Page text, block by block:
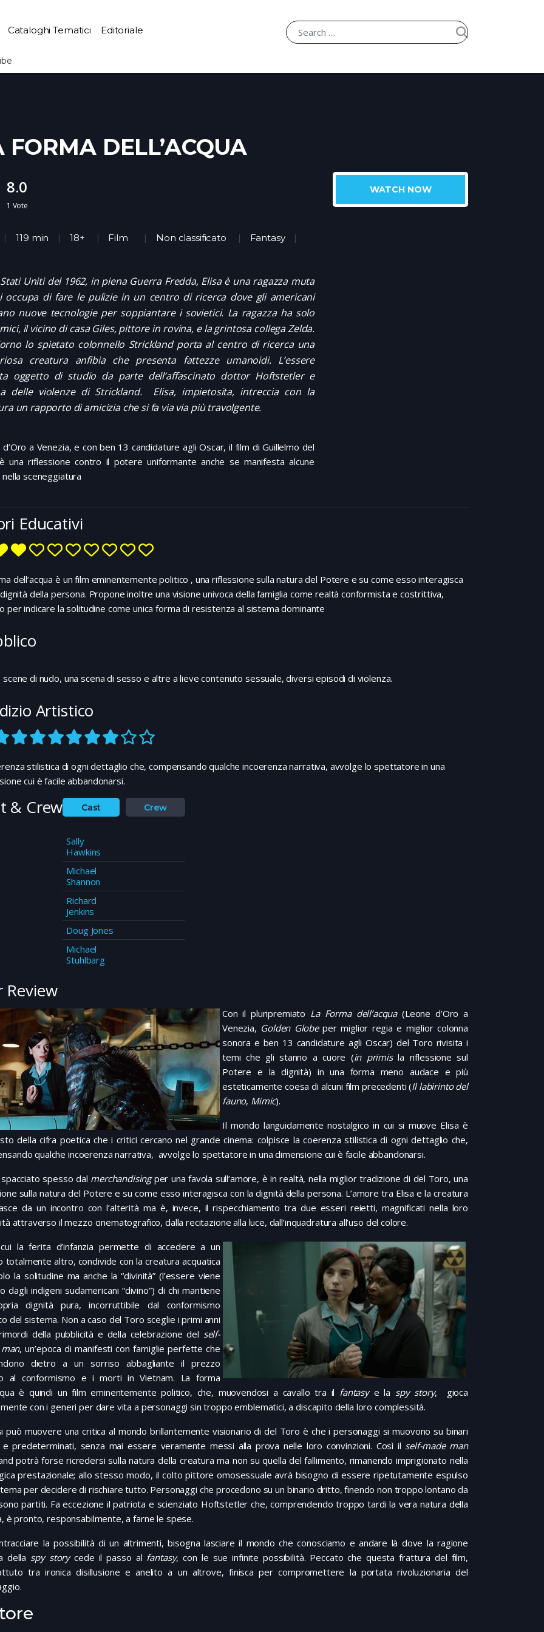
Cataloghi Tematici Editoriale
WATCH NOW
FORMA DELL’ACQUA
8.0
1 Vote
119 min 18+ Film Non classificato Fantasy
Uniti del 1962, in piena Guerra Fredda, Elisa è una ragazza muta
occupa di fare le pulizie in un centro di ricerca dove gli americani
nuove tecnologie per soppiantare i sovietici. La ragazza ha solo
il vicino di casa Giles, pittore in rovina, e la grintosa collega Zelda.
lo spietato colonnello Strickland porta al centro di ricerca una
creatura anfibia che presenta fattezze umanoidi. L’essere
oggetto di studio da parte dell’affascinato dottor Hoftstetler e
delle violenze di Strickland. Elisa, impietosita, intreccia con la
un rapporto di amicizia che si fa via via più travolgente.
a Venezia, e con ben 13 candidature agli Oscar, il film di Guillelmo del
una riflessione contro il potere uniformante anche se manifesta alcune
nella sceneggiatura
Educativi
dell’acqua è un film eminentemente politico , una riflessione sulla natura del Potere e su come esso interagisca
della persona. Propone inoltre una visione univoca della famiglia come realtà conformista e costrittiva,
per indicare la solitudine come unica forma di resistenza al sistema dominante
scene di nudo, una scena di sesso e altre a lieve contenuto sessuale, diversi episodi di violenza.
Artistico
stilistica di ogni dettaglio che, compensando qualche incoerenza narrativa, avvolge lo spettatore in una
cui è facile abbandonarsi.
& Crew Cast Crew
Sally
Hawkins
Michael
Shannon
Richard
Jenkins
Doug Jones
Michael
Stuhlbarg
Review
Con il pluripremiato La Forma dell’acqua(Leone d’Oro a
Venezia, Golden Globeper miglior regia e miglior colonna
sonora e ben 13 candidature agli Oscar) del Toro rivisita i
temi che gli stanno a cuore (in primisla riflessione sul
Potere e la dignità) in una forma meno audace e più
esteticamente coesa di alcuni film precedenti (Il labirinto del
fauno, Mimic).
Il mondo languidamente nostalgico in cui si muove Elisa è
della cifra poetica che i critici cercano nel grande cinema: colpisce la coerenza stilistica di ogni dettaglio che,
qualche incoerenza narrativa, avvolge lo spettatore in una dimensione cui è facile abbandonarsi.
spesso dal merchandisingper una favola sull’amore, è in realtà, nella miglior tradizione di del Toro, una
sulla natura del Potere e su come esso interagisca con la dignità della persona. L’amore tra Elisa e la creatura
da un incontro con l’alterità ma è, invece, il rispecchiamento tra due esseri reietti, magnificati nella loro
attraverso il mezzo cinematografico, dalla recitazione alla luce, dall’inquadratura all’uso del colore.
la ferita d’infanzia permette di accedere a un
totalmente altro, condivide con la creatura acquatica
la solitudine ma anche la “divinità” (l’essere viene
dagli indigeni sudamericani “divino”) di chi mantiene
dignità pura, incorruttibile dal conformismo
del sistema. Non a caso del Toro sceglie i primi anni
della pubblicità e della celebrazione del self-
, un’epoca di manifesti con famiglie perfette che
dietro a un sorriso abbagliante il prezzo
al conformismo e i morti in Vietnam. La forma
è quindi un film eminentemente politico, che, muovendosi a cavallo tra il fantasye la spy story, gioca
con i generi per dare vita a personaggi sin troppo emblematici, a discapito della loro complessità.
muovere una critica al mondo brillantemente visionario di del Toro è che i personaggi si muovono su binari
predeterminati, senza mai essere veramente messi alla prova nelle loro convinzioni. Così il self-made man
potrà forse ricredersi sulla natura della creatura ma non su quella del fallimento, rimanendo imprigionato nella
prestazionale; allo stesso modo, il colto pittore omosessuale avrà bisogno di essere ripetutamente espulso
per decidere di rischiare tutto. Personaggi che procedono su un binario dritto, finendo non troppo lontano da
partiti. Fa eccezione il patriota e scienziato Hoftstetler che, comprendendo troppo tardi la vera natura della
è pronto, responsabilmente, a farne le spese.
la possibilità di un altrimenti, bisogna lasciare il mondo che conosciamo e andare là dove la ragione
della spy storycede il passo al fantasy, con le sue infinite possibilità. Peccato che questa frattura del film,
tra ironica disillusione e anelito a un altrove, finisca per compromettere la portata rivoluzionaria del